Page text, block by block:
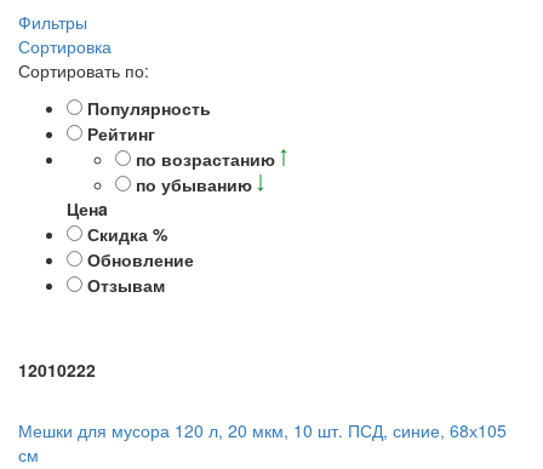
Фильтры
Сортировка
Сортировать по:
Популярность
Рейтинг
по возрастанию
по убыванию
Ценa
Скидка %
Обновление
Отзывам
12010222
Мешки для мусора 120 л, 20 мкм, 10 шт. ПСД, синие, 68х105
см